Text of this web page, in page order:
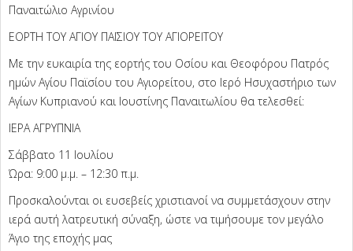
Παναιτώλιο Αγρινίου
ΕΟΡΤΗ ΤΟΥ ΑΓΙΟΥ ΠΑΪΣΙΟΥ ΤΟΥ ΑΓΙΟΡΕΙΤΟΥ
Με την ευκαιρία της εορτής του Οσίου και Θεοφόρου Πατρός
ημών Αγίου Παϊσίου του Αγιορείτου, στο Ιερό Ησυχαστήριο των
Αγίων Κυπριανού και Ιουστίνης Παναιτωλίου θα τελεσθεί:
ΙΕΡΑ ΑΓΡΥΠΝΙΑ
Σάββατο 11 Ιουλίου
Ώρα: 9:00 μ.μ. – 12:30 π.μ.
Προσκαλούνται οι ευσεβείς χριστιανοί να συμμετάσχουν στην
ιερά αυτή λατρευτική σύναξη, ώστε να τιμήσουμε τον μεγάλο
Άγιο της εποχής μας